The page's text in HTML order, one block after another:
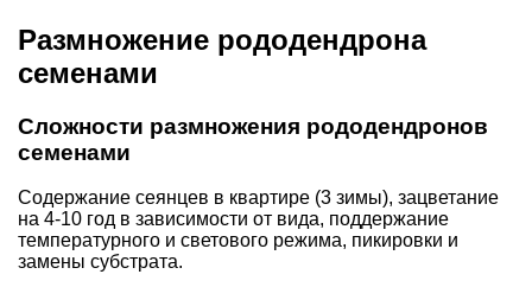
Размножение рододендрона
семенами
Сложности размножения рододендронов
семенами
Содержание сеянцев в квартире (3 зимы), зацветание
на 4-10 год в зависимости от вида, поддержание
температурного и светового режима, пикировки и
замены субстрата.